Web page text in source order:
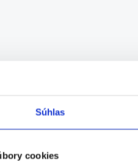
Súhlas
cookies